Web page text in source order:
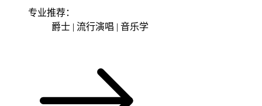
专业推荐：
爵士 | 流行演唱 | 音乐学